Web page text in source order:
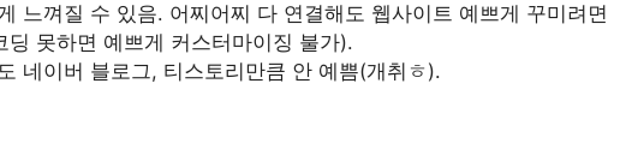
느껴질 수 있음. 어찌어찌 다 연결해도 웹사이트 예쁘게 꾸미려면
딩 못하면 예쁘게 커스터마이징 불가).
네이버 블로그, 티스토리만큼 안 예쁨(개취ㅎ).